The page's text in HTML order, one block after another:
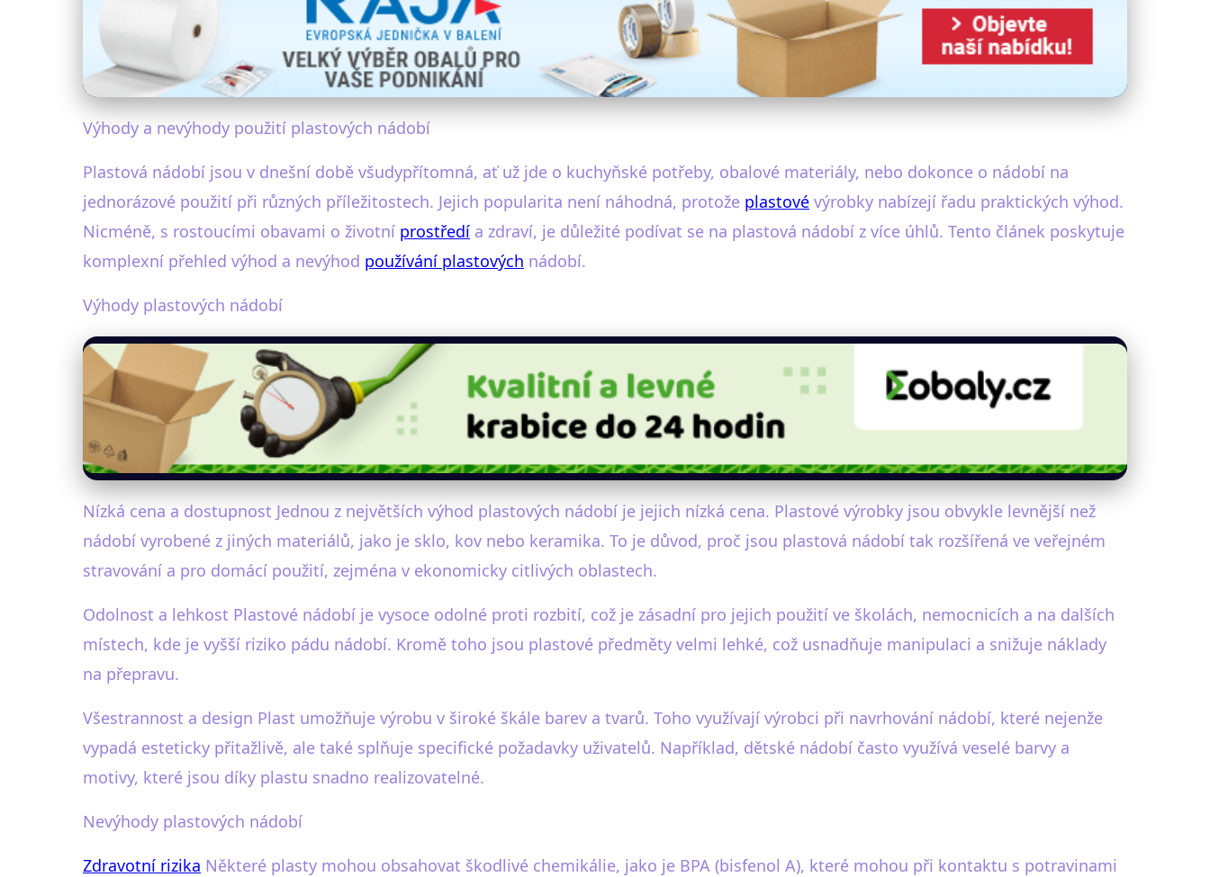
Plastové nádobí: Proč je oblíbené a jaké má rizika?
8. 7. 2025· 4 min čtení · Autor: Tereza Jirásková
Výhody a nevýhody použití plastových nádobí
Plastová nádobí jsou v dnešní době všudypřítomná, ať už jde o kuchyňské potřeby, obalové materiály, nebo dokonce o nádobí na
jednorázové použití při různých příležitostech. Jejich popularita není náhodná, protože plastové výrobky nabízejí řadu praktických výhod.
Nicméně, s rostoucími obavami o životní prostředí a zdraví, je důležité podívat se na plastová nádobí z více úhlů. Tento článek poskytuje
komplexní přehled výhod a nevýhod používání plastových nádobí.
Výhody plastových nádobí
Nízká cena a dostupnost Jednou z největších výhod plastových nádobí je jejich nízká cena. Plastové výrobky jsou obvykle levnější než
nádobí vyrobené z jiných materiálů, jako je sklo, kov nebo keramika. To je důvod, proč jsou plastová nádobí tak rozšířená ve veřejném
stravování a pro domácí použití, zejména v ekonomicky citlivých oblastech.
Odolnost a lehkost Plastové nádobí je vysoce odolné proti rozbití, což je zásadní pro jejich použití ve školách, nemocnicích a na dalších
místech, kde je vyšší riziko pádu nádobí. Kromě toho jsou plastové předměty velmi lehké, což usnadňuje manipulaci a snižuje náklady
na přepravu.
Všestrannost a design Plast umožňuje výrobu v široké škále barev a tvarů. Toho využívají výrobci při navrhování nádobí, které nejenže
vypadá esteticky přitažlivě, ale také splňuje specifické požadavky uživatelů. Například, dětské nádobí často využívá veselé barvy a
motivy, které jsou díky plastu snadno realizovatelné.
Nevýhody plastových nádobí
Zdravotní rizika Některé plasty mohou obsahovat škodlivé chemikálie, jako je BPA (bisfenol A), které mohou při kontaktu s potravinami